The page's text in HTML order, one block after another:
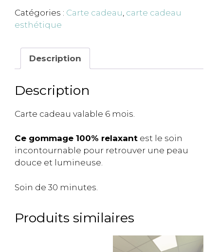
corps
-
minutes
Catégories : Carte cadeau, carte cadeau
esthétique
Description
Description
Carte cadeau valable 6 mois.
Ce gommage 100% relaxant est le soin
incontournable pour retrouver une peau
douce et lumineuse.
Soin de 30 minutes.
Produits similaires